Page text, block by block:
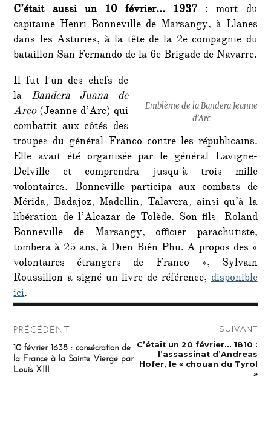
C’était aussi un 10 février… 1937 : mort du
capitaine Henri Bonneville de Marsangy, à Llanes
dans les Asturies, à la tête de la 2e compagnie du
bataillon San Fernando de la 6e Brigade de Navarre.
Emblème de la Bandera Jeanne
d’Arc
Il fut l’un des chefs de
la Bandera Juana de
Arco(Jeanne d’Arc) qui
combattit aux côtés des
troupes du général Franco contre les républicains.
Elle avait été organisée par le général Lavigne-
Delville et comprendra jusqu’à trois mille
volontaires. Bonneville participa aux combats de
Mérida, Badajoz, Madellin, Talavera, ainsi qu’à la
libération de l’Alcazar de Tolède. Son fils, Roland
Bonneville de Marsangy, officier parachutiste,
tombera à 25 ans, à Dien Biên Phu. A propos des «
volontaires étrangers de Franco », Sylvain
Roussillon a signé un livre de référence,disponible
ici.
de
l’article
PRÉCÉDENT
Publication
précédente :
10 février 1638 : consécration de
la France à la Sainte Vierge par
Louis XIII
SUIVANT
Publication
suivante :
C’était un 20 février… 1810 :
l’assassinat d’Andreas
Hofer, le « chouan du Tyrol
»